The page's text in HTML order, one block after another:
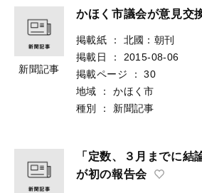
新聞記事
かほく市議会が意見交
掲載紙 ：
北國：朝刊
掲載日
：
2015-08-06
掲載ページ
：
30
地域
：
かほく市
種別
： 新聞記事
「定数、３月までに結
が初の報告会